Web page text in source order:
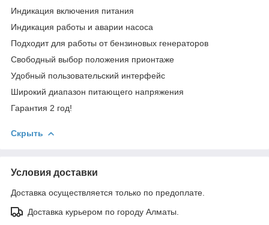
Индикация включения питания
Индикация работы и аварии насоса
Подходит для работы от бензиновых генераторов
Свободный выбор положения прионтаже
Удобный пользовательский интерфейс
Широкий диапазон питающего напряжения
Гарантия 2 год!
Скрыть
Условия доставки
Доставка осуществляется только по предоплате.
Доставка курьером по городу Алматы.